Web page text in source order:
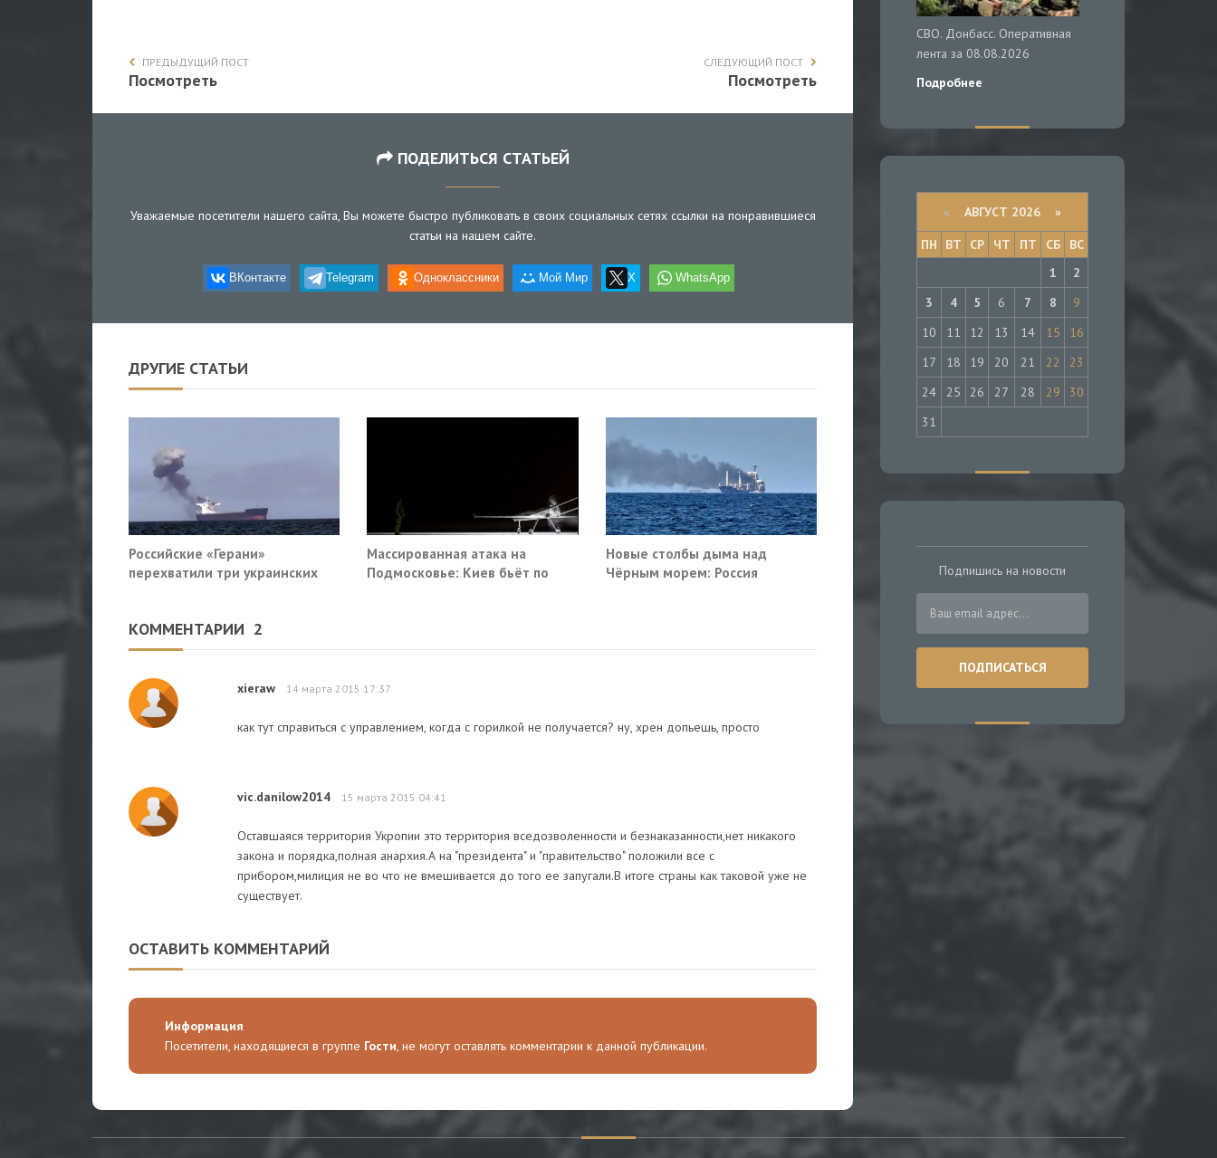
ПРЕДЫДУЩИЙ ПОСТ
Посмотреть
СЛЕДУЮЩИЙ ПОСТ
Посмотреть
ПОДЕЛИТЬСЯ СТАТЬЕЙ
Уважаемые посетители нашего сайта, Вы можете быстро публиковать в своих социальных сетях ссылки на понравившиеся
статьи на нашем сайте.
ВКонтакте Telegram Одноклассники Мой Мир X WhatsApp
ДРУГИЕ СТАТЬИ
Российские «Герани»
перехватили три украинских
Массированная атака на
Подмосковье: Киев бьёт по
Новые столбы дыма над
Чёрным морем: Россия
КОММЕНТАРИИ 2
xieraw 14 марта 2015 17:37
как тут справиться с управлением, когда с горилкой не получается? ну, хрен допьешь, просто
vic.danilow2014 15 марта 2015 04:41
Оставшаяся территория Укропии это территория вседозволенности и безнаказанности,нет никакого
закона и порядка,полная анархия.А на "президента" и "правительство" положили все с
прибором,милиция не во что не вмешивается до того ее запугали.В итоге страны как таковой уже не
существует.
ОСТАВИТЬ КОММЕНТАРИЙ
Информация
Посетители, находящиеся в группе Гости, не могут оставлять комментарии к данной публикации.
СВО. Донбасс. Оперативная
лента за 08.08.2026
Подробнее
« АВГУСТ 2026 »
ПН
ВТ СР ЧТ ПТ СБ
ВС
1
2
3
4 5 6 7 8
9
10
11 12 13 14 15
16
17
18 19 20 21 22
23
24
25 26 27 28 29
30
31
Подпишись на новости